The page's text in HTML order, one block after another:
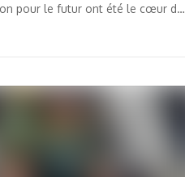
pour le futur ont été le cœur des